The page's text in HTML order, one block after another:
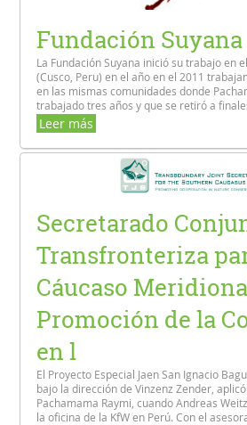
Fundación Suyana
La Fundación Suyana inició su trabajo en
(Cusco, Peru) en el año en el 2011
en las mismas comunidades donde
trabajado tres años y que se retiró a
Leer más
Secretarado
Transfronteriza
Cáucaso
Promoción de la
en l
El Proyecto Especial Jaen San Ignacio
bajo la dirección de Vinzenz Zender,
Pachamama Raymi, cuando Andreas
la oficina de la KfW en Perú. Con el